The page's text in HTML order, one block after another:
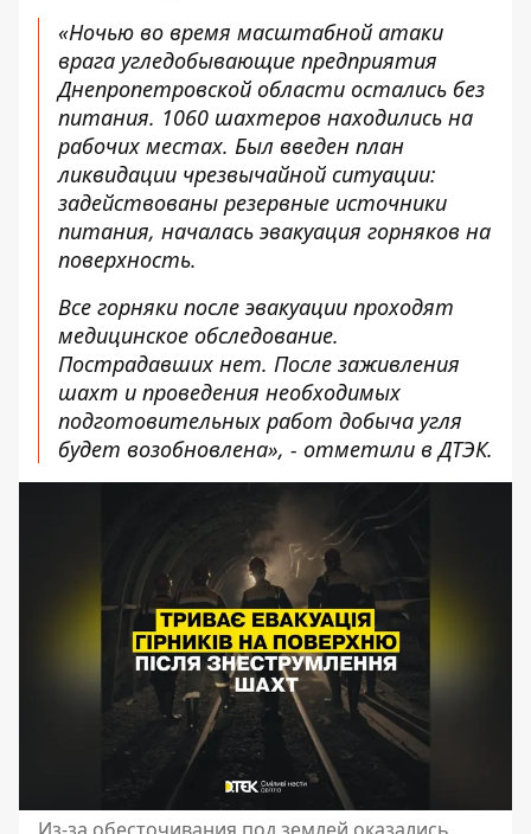
«Ночью во время масштабной атаки
врага угледобывающие предприятия
Днепропетровской области остались без
питания. 1060 шахтеров находились на
рабочих местах. Был введен план
ликвидации чрезвычайной ситуации:
задействованы резервные источники
питания, началась эвакуация горняков на
поверхность.
Все горняки после эвакуации проходят
медицинское обследование.
Пострадавших нет. После заживления
шахт и проведения необходимых
подготовительных работ добыча угля
будет возобновлена», - отметили в ДТЭК.